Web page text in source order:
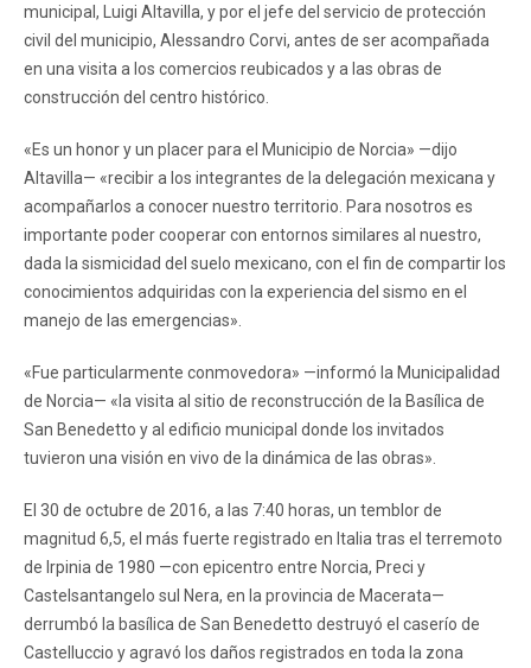
municipal, Luigi Altavilla, y por el jefe del servicio de protección
civil del municipio, Alessandro Corvi, antes de ser acompañada
en una visita a los comercios reubicados y a las obras de
construcción del centro histórico.
«Es un honor y un placer para el Municipio de Norcia» —dijo
Altavilla— «recibir a los integrantes de la delegación mexicana y
acompañarlos a conocer nuestro territorio. Para nosotros es
importante poder cooperar con entornos similares al nuestro,
dada la sismicidad del suelo mexicano, con el fin de compartir los
conocimientos adquiridas con la experiencia del sismo en el
manejo de las emergencias».
«Fue particularmente conmovedora» —informó la Municipalidad
de Norcia— «la visita al sitio de reconstrucción de la Basílica de
San Benedetto y al edificio municipal donde los invitados
tuvieron una visión en vivo de la dinámica de las obras».
El 30 de octubre de 2016, a las 7:40 horas, un temblor de
magnitud 6,5, el más fuerte registrado en Italia tras el terremoto
de Irpinia de 1980 —con epicentro entre Norcia, Preci y
Castelsantangelo sul Nera, en la provincia de Macerata—
derrumbó la basílica de San Benedetto destruyó el caserío de
Castelluccio y agravó los daños registrados en toda la zona